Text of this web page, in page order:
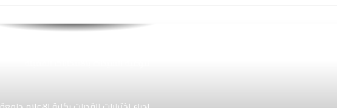
مدارس البحيرة وكفر الشيخ والغربية